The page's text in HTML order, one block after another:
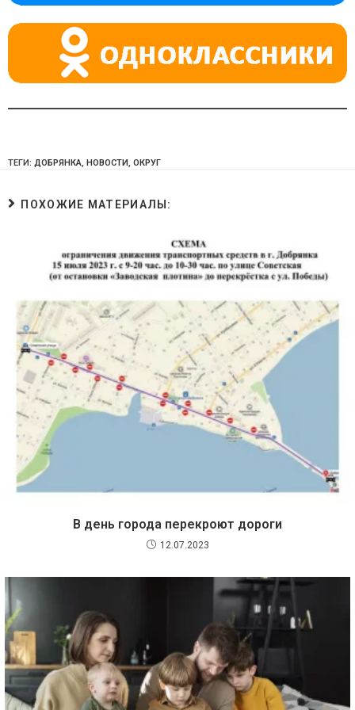
ni
ki
ТЕГИ: ДОБРЯНКА, НОВОСТИ, ОКРУГ
ПОХОЖИЕ МАТЕРИАЛЫ:
В день города перекроют дороги
12.07.2023